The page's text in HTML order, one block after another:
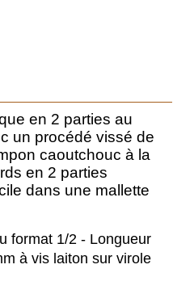
en 2 parties au
un procédé vissé de
caoutchouc à la
en 2 parties
dans une mallette
format 1/2 - Longueur
à vis laiton sur virole